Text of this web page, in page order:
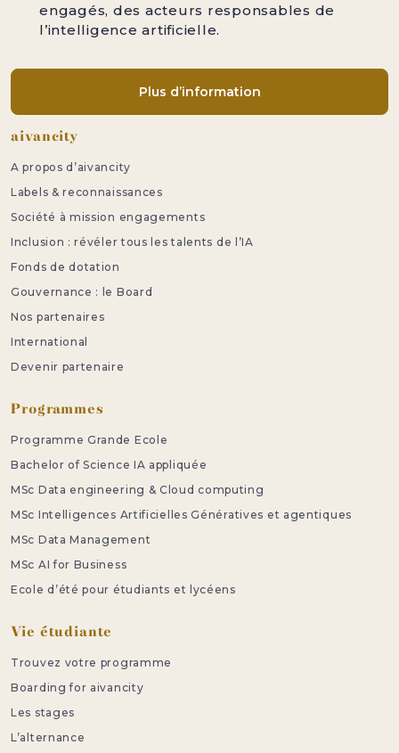
engagés, des acteurs responsables de
l’intelligence artificielle.
Plus d’information
Pied de page
aivancity
A propos d’aivancity
Labels & reconnaissances
Société à mission engagements
Inclusion : révéler tous les talents de l’IA
Fonds de dotation
Gouvernance : le Board
Nos partenaires
International
Devenir partenaire
Programmes
Programme Grande Ecole
Bachelor of Science IA appliquée
MSc Data engineering & Cloud computing
MSc Intelligences Artificielles Génératives et agentiques
MSc Data Management
MSc AI for Business
Ecole d’été pour étudiants et lycéens
Vie étudiante
Trouvez votre programme
Boarding for aivancity
Les stages
L’alternance